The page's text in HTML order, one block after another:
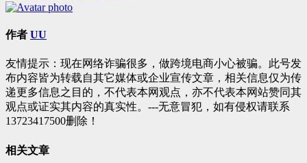
导
航
作者 UU
友情提示：现在网络诈骗很多，做跨境电商小心被骗。此号发
布内容皆为转载自其它媒体或企业宣传文章，相关信息仅为传
递更多信息之目的，不代表本网观点，亦不代表本网站赞同其
观点或证实其内容的真实性。---无意冒犯，如有侵权请联系
13723417500删除！
相关文章